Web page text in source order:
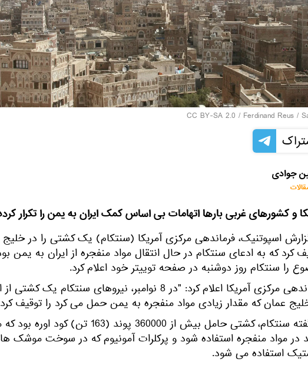
CC BY-SA 2.0 / Ferdinand Reus /
جوادی
و کشورهای غربی بارها اتهامات بی اساس کمک ایران به یمن را تکرار
اسپوتنیک، فرماندهی مرکزی آمریکا (سنتکام) یک کشتی را در
کرد که به ادعای سنتکام در حال انتقال مواد منفجره از ایران به یمن
را سنتکام روز دوشنبه در صفحه توییتر خود اعلام کرد.
فرماندهی مرکزی آمریکا اعلام کرد: "در 8 نوامبر، نیروهای سنتکام یک
عمان که مقدار زیادی مواد منفجره به یمن حمل می کرد را توقیف
به گفته سنتکام، کشتی حامل بیش از 360000 پوند (163 تن) کود
در مواد منفجره استفاده شود و پرکلرات آمونیوم که در سوخت موشک
استفاده می شود.